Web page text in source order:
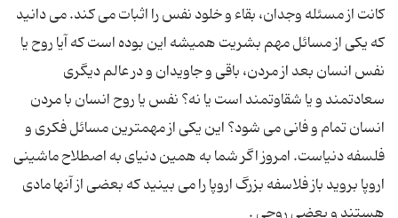
کانت از مسئله وجدان، بقاء و خلود نفس را اثبات مى کند. مى دانید
که یکى از مسائل مهم بشریت همیشه این بوده است که آیا روح یا
نفس انسان بعد از مردن، باقى و جاویدان و در عالم دیگرى
سعادتمند و یا شقاوتمند است یا نه؟ نفس یا روح انسان با مردن
انسان تمام و فانى مى شود؟ این یکى از مهمترین مسائل فکرى و
فلسفه دنیاست. امروز اگر شما به همین دنیاى به اصطلاح ماشینى
اروپا بروید باز فلاسفه بزرگ اروپا را مى بینید که بعضى از آنها مادى